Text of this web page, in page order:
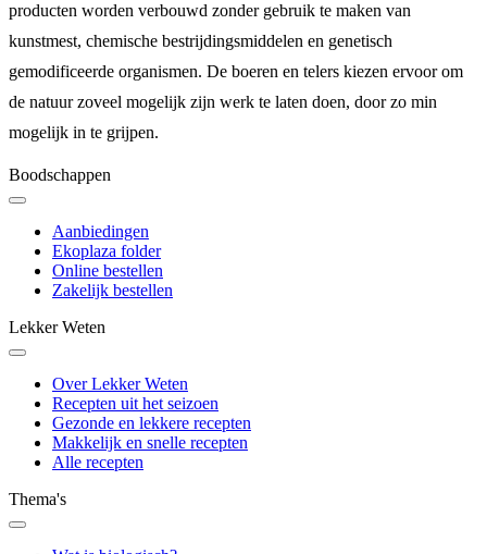
producten worden verbouwd zonder gebruik te maken van
kunstmest, chemische bestrijdingsmiddelen en genetisch
gemodificeerde organismen. De boeren en telers kiezen ervoor om
de natuur zoveel mogelijk zijn werk te laten doen, door zo min
mogelijk in te grijpen.
Boodschappen
Aanbiedingen
Ekoplaza folder
Online bestellen
Zakelijk bestellen
Lekker Weten
Over Lekker Weten
Recepten uit het seizoen
Gezonde en lekkere recepten
Makkelijk en snelle recepten
Alle recepten
Thema's